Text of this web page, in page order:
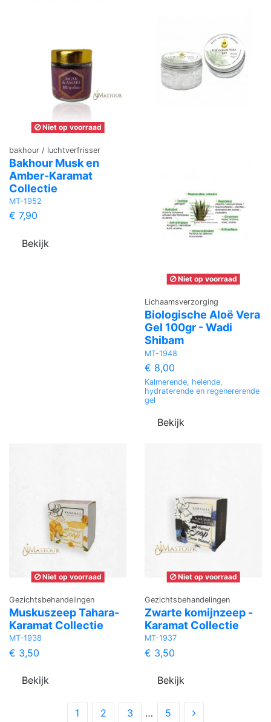
Niet op voorraad
bakhour / luchtverfrisser
Bakhour Musk en
Amber-Karamat
Collectie
MT-1952
€ 7,90
Bekijk
Niet op voorraad
Lichaamsverzorging
Biologische Aloë Vera
Gel 100gr - Wadi
Shibam
MT-1948
€ 8,00
Kalmerende, helende,
hydraterende en regenererende
gel
Bekijk
Niet op voorraad
Gezichtsbehandelingen
Muskuszeep Tahara-
Karamat Collectie
MT-1938
€ 3,50
Bekijk
Niet op voorraad
Gezichtsbehandelingen
Zwarte komijnzeep -
Karamat Collectie
MT-1937
€ 3,50
Bekijk
1 2 3 … 5